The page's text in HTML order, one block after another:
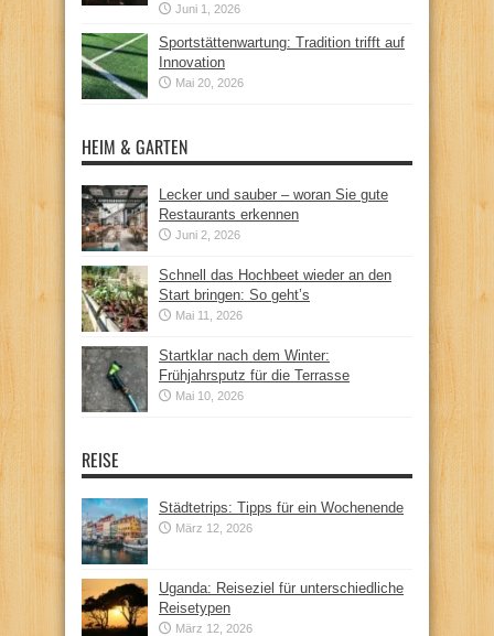
Juni 1, 2026
Sportstättenwartung: Tradition trifft auf
Innovation
Mai 20, 2026
HEIM & GARTEN
Lecker und sauber – woran Sie gute
Restaurants erkennen
Juni 2, 2026
Schnell das Hochbeet wieder an den
Start bringen: So geht’s
Mai 11, 2026
Startklar nach dem Winter:
Frühjahrsputz für die Terrasse
Mai 10, 2026
REISE
Städtetrips: Tipps für ein Wochenende
März 12, 2026
Uganda: Reiseziel für unterschiedliche
Reisetypen
März 12, 2026